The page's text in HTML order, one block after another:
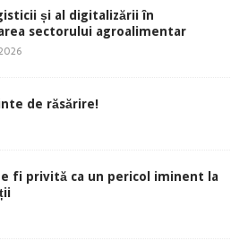
și al digitalizării în
sectorului agroalimentar
de răsărire!
fi privită ca un pericol iminent la